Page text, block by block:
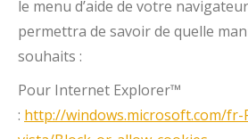
le menu d’aide de votre
permettra de savoir de quelle
souhaits :
Pour Internet Explorer™
: http://windows.microsoft.com/fr-